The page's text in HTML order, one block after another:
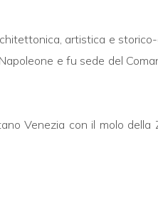
artistica e
e fu sede del
Venezia con il molo della